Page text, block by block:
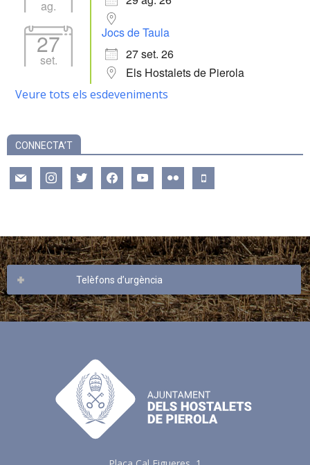
ag.
27
set.
Jocs de Taula
27 set. 26
Els Hostalets de Pierola
Veure tots els esdeveniments
CONNECTA’T
mail instagramtwitter facebookyoutube flickr mobile
Telèfons d’urgència